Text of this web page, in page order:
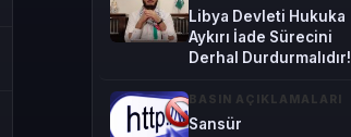
Libya Devleti Hukuka
Aykırı İade Sürecini
Derhal Durdurmalıdır!
BASIN AÇIKLAMALARI
Sansür